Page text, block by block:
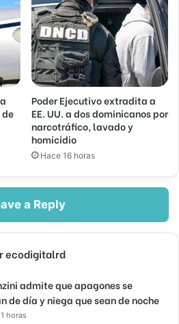
Poder Ejecutivo extradita a
EE. UU. a dos dominicanos por
narcotráfico, lavado y
homicidio
Hace 16 horas
a Reply
ecodigitalrd
admite que apagones se
de día y niega que sean de noche
horas